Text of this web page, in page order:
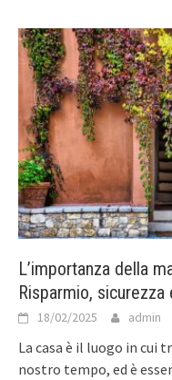
L’importanza della
Risparmio,
18/02/2025 admin
La casa è il luogo in cui
nostro tempo, ed è